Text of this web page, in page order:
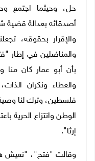
حل، وحيثما اجتمع
أصدقائه بعدالة قضية
والإقرار بحقوقه،
والمناضلين في إطار
بأن أبو عمار كان منا
والعطاء ونكران
فلسطين، وترك لنا وصية
الوطن وانتزاع الحرية
إرثا".
وقالت "فتح"، "نعيش هذه